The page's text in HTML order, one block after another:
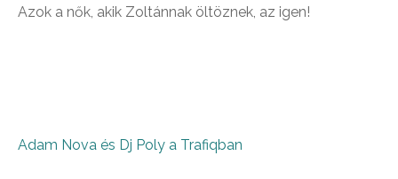
Azok a nők, akik Zoltánnak öltöznek, az igen!
Adam Nova és Dj Poly a Trafiqban